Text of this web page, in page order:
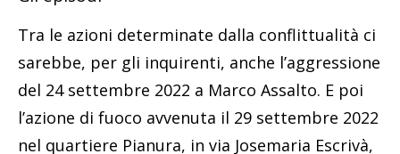
Tra le azioni determinate dalla conflittualità ci
sarebbe, per gli inquirenti, anche l’aggressione
del 24 settembre 2022 a Marco Assalto. E poi
l’azione di fuoco avvenuta il 29 settembre 2022
nel quartiere Pianura, in via Josemaria Escrivà,